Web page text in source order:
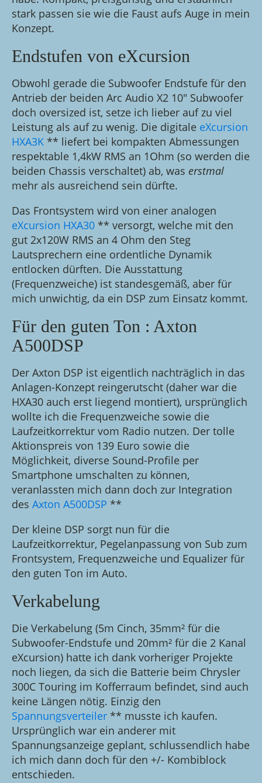
stark passen sie wie die Faust aufs Auge in mein
Konzept.
Endstufen von eXcursion
Obwohl gerade die Subwoofer Endstufe für den
Antrieb der beiden Arc Audio X2 10" Subwoofer
doch oversized ist, setze ich lieber auf zu viel
Leistung als auf zu wenig. Die digitale eXcursion
HXA3K ** liefert bei kompakten Abmessungen
respektable 1,4kW RMS an 1Ohm (so werden die
beiden Chassis verschaltet) ab, was erstmal
mehr als ausreichend sein dürfte.
Das Frontsystem wird von einer analogen
eXcursion HXA30 ** versorgt, welche mit den
gut 2x120W RMS an 4 Ohm den Steg
Lautsprechern eine ordentliche Dynamik
entlocken dürften. Die Ausstattung
(Frequenzweiche) ist standesgemäß, aber für
mich unwichtig, da ein DSP zum Einsatz kommt.
Für den guten Ton : Axton
A500DSP
Der Axton DSP ist eigentlich nachträglich in das
Anlagen-Konzept reingerutscht (daher war die
HXA30 auch erst liegend montiert), ursprünglich
wollte ich die Frequenzweiche sowie die
Laufzeitkorrektur vom Radio nutzen. Der tolle
Aktionspreis von 139 Euro sowie die
Möglichkeit, diverse Sound-Profile per
Smartphone umschalten zu können,
veranlassten mich dann doch zur Integration
des Axton A500DSP **
Der kleine DSP sorgt nun für die
Laufzeitkorrektur, Pegelanpassung von Sub zum
Frontsystem, Frequenzweiche und Equalizer für
den guten Ton im Auto.
Verkabelung
Die Verkabelung (5m Cinch, 35mm² für die
Subwoofer-Endstufe und 20mm² für die 2 Kanal
eXcursion) hatte ich dank vorheriger Projekte
noch liegen, da sich die Batterie beim Chrysler
300C Touring im Kofferraum befindet, sind auch
keine Längen nötig. Einzig den
Spannungsverteiler ** musste ich kaufen.
Ursprünglich war ein anderer mit
Spannungsanzeige geplant, schlussendlich habe
ich mich dann doch für den +/- Kombiblock
entschieden.